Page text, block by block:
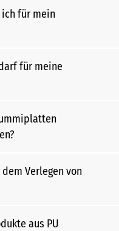
für mein
für meine
Verlegen von
aus PU